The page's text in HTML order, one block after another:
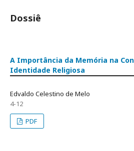
Dossiê
A Importância da Memória na
Identidade Religiosa
Edvaldo Celestino de Melo
4-12
PDF